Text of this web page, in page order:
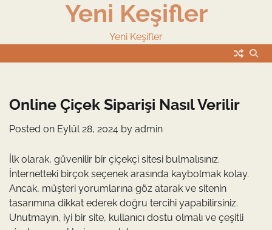
Yeni Keşifler
Yeni Keşifler
Online Çiçek Siparişi Nasıl Verilir
Posted on Eylül 28, 2024 by admin
İlk olarak, güvenilir bir çiçekçi sitesi bulmalısınız.
İnternetteki birçok seçenek arasında kaybolmak kolay.
Ancak, müşteri yorumlarına göz atarak ve sitenin
tasarımına dikkat ederek doğru tercihi yapabilirsiniz.
Unutmayın, iyi bir site, kullanıcı dostu olmalı ve çeşitli